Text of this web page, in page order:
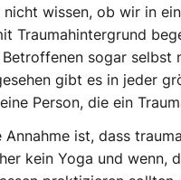
nicht wissen, ob wir in
Traumahintergrund
Betroffenen sogar selbst
gibt es in jeder
Person, die ein
Annahme ist, dass
kein Yoga und wenn,